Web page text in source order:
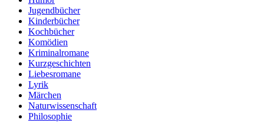
Jugendbücher
Kinderbücher
Kochbücher
Komödien
Kriminalromane
Kurzgeschichten
Liebesromane
Lyrik
Märchen
Naturwissenschaft
Philosophie